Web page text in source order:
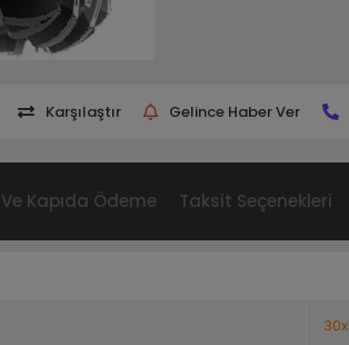
Karşılaştır Gelince Haber Ver
Kapıda Ödeme Taksit Seçenekleri